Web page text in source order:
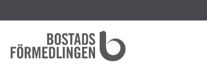
Startsida
Bostadsförmedlingen